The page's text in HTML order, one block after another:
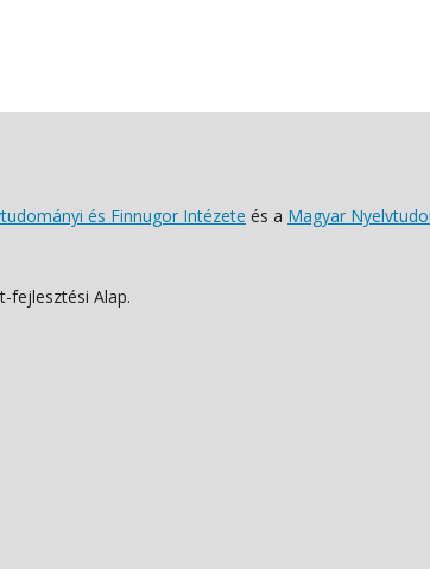
és Finnugor Intézete és a Magyar
fejlesztési Alap.